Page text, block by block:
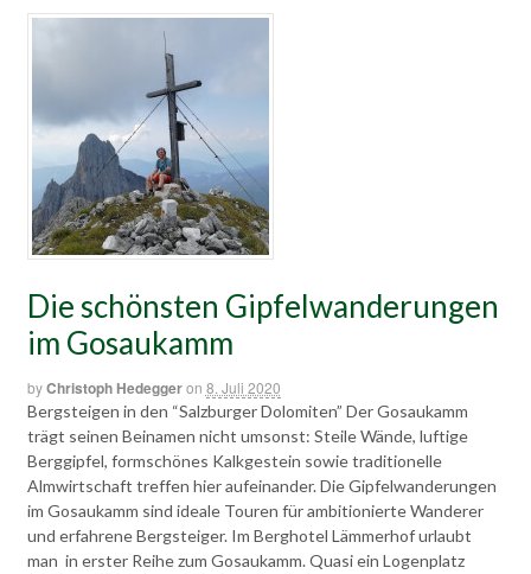
Die schönsten Gipfelwanderungen
im Gosaukamm
byChristoph Hedeggeron 8. Juli 2020
Bergsteigen in den “Salzburger Dolomiten” Der Gosaukamm
trägt seinen Beinamen nicht umsonst: Steile Wände, luftige
Berggipfel, formschönes Kalkgestein sowie traditionelle
Almwirtschaft treffen hier aufeinander. Die Gipfelwanderungen
im Gosaukamm sind ideale Touren für ambitionierte Wanderer
und erfahrene Bergsteiger. Im Berghotel Lämmerhof urlaubt
man in erster Reihe zum Gosaukamm. Quasi ein Logenplatz